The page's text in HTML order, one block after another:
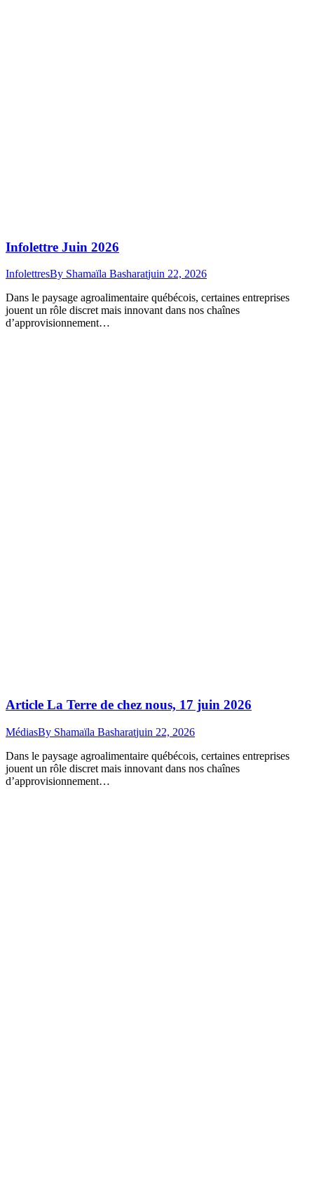
Infolettre Juin 2026
InfolettresBy Shamaïla Basharatjuin 22, 2026
Dans le paysage agroalimentaire québécois, certaines entreprises
jouent un rôle discret mais innovant dans nos chaînes
d’approvisionnement…
Article La Terre de chez nous, 17 juin 2026
MédiasBy Shamaïla Basharatjuin 22, 2026
Dans le paysage agroalimentaire québécois, certaines entreprises
jouent un rôle discret mais innovant dans nos chaînes
d’approvisionnement…